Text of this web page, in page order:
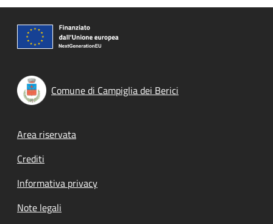
Comune di Campiglia dei Berici
Footer menu
Area riservata
Crediti
Informativa privacy
Note legali